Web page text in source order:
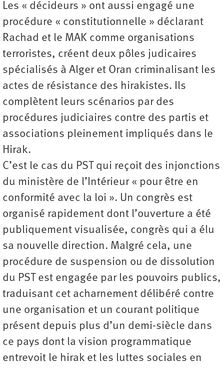
Les « décideurs » ont aussi engagé une
procédure « constitutionnelle » déclarant
Rachad et le MAK comme organisations
terroristes, créent deux pôles judicaires
spécialisés à Alger et Oran criminalisant les
actes de résistance des hirakistes. Ils
complètent leurs scénarios par des
procédures judiciaires contre des partis et
associations pleinement impliqués dans le
Hirak.
C’est le cas du PST qui reçoit des injonctions
du ministère de l’Intérieur « pour être en
conformité avec la loi ». Un congrès est
organisé rapidement dont l’ouverture a été
publiquement visualisée, congrès qui a élu
sa nouvelle direction. Malgré cela, une
procédure de suspension ou de dissolution
du PST est engagée par les pouvoirs publics,
traduisant cet acharnement délibéré contre
une organisation et un courant politique
présent depuis plus d’un demi-siècle dans
ce pays dont la vision programmatique
entrevoit le hirak et les luttes sociales en